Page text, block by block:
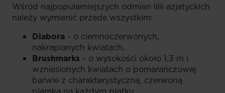
Wśród najpopularniejszych odmian lilii azjatyckich
należy wymienić przede wszystkim:
Diabora - o ciemnoczerwonych,
nakrapianych kwiatach,
Brushmarks - o wysokości około 1,3 m i
wzniesionych kwiatach o pomarańczowej
barwie z charakterystyczną, czerwoną
plamką na każdym płatku,